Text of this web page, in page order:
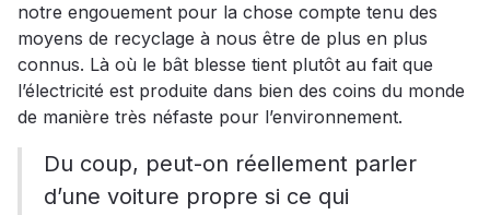
notre engouement pour la chose compte tenu des
moyens de recyclage à nous être de plus en plus
connus. Là où le bât blesse tient plutôt au fait que
l’électricité est produite dans bien des coins du monde
de manière très néfaste pour l’environnement.
Du coup, peut-on réellement parler
d’une voiture propre si ce qui